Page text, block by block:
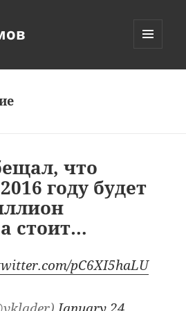
что
году будет
стоит…
pC6XI5haLU